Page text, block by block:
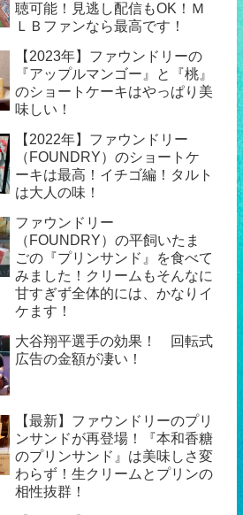
聴可能！見逃し配信もOK！Ｍ
ＬＢファンなら最高です！
【2023年】ファウンドリーの
『アップルマンゴー』と『桃』
のショートケーキはやっぱり美
味しい！
【2022年】ファウンドリー
（FOUNDRY）のショートケ
ーキは最高！イチゴ編！タルト
は大人の味！
ファウンドリー
（FOUNDRY）の平飼いたま
ごの『プリンサンド』を食べて
みました！クリームもそんなに
甘すぎず全体的には、かなりイ
ケます！
大谷翔平選手の効果！ 回転式
広告の金額が凄い！
【最新】ファウンドリーのプリ
ンサンドが再登場！『本和香糖
のプリンサンド』は美味しさ変
わらず！生クリームとプリンの
相性抜群！